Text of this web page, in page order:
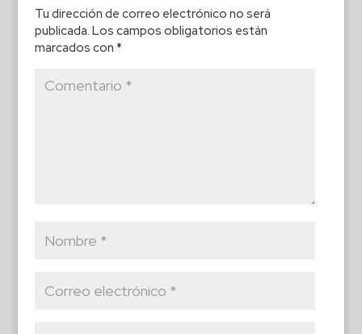
Tu dirección de correo electrónico no será
publicada. Los campos obligatorios están
marcados con *